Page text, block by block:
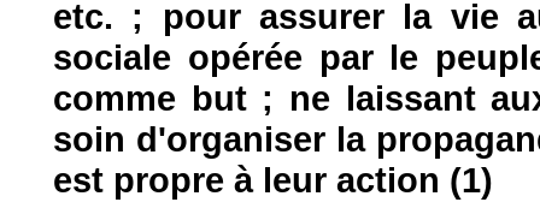
etc. ; pour assurer la vie
sociale opérée par le
comme but ; ne laissant
soin d'organiser la
est propre à leur action (1)